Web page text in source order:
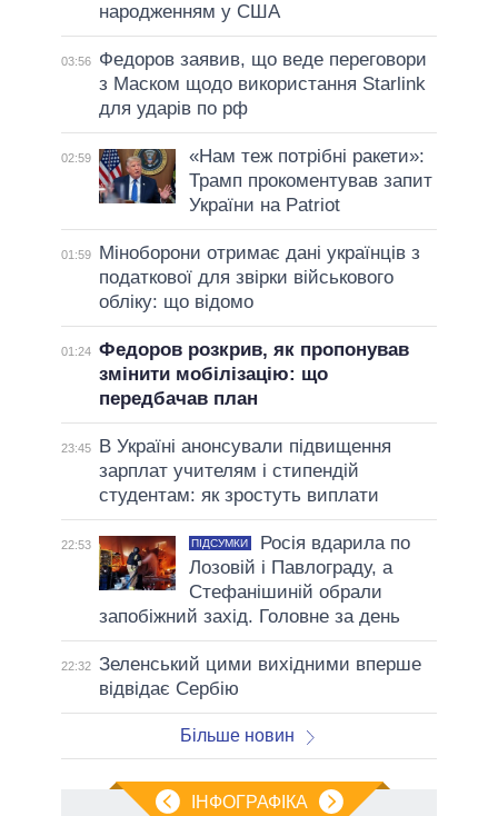
народженням у США
03:56
Федоров заявив, що веде переговори
з Маском щодо використання Starlink
для ударів по рф
02:59
«Нам теж потрібні ракети»:
Трамп прокоментував запит
України на Patriot
01:59
Міноборони отримає дані українців з
податкової для звірки військового
обліку: що відомо
01:24 Федоров розкрив, як пропонував
змінити мобілізацію: що
передбачав план
23:45
В Україні анонсували підвищення
зарплат учителям і стипендій
студентам: як зростуть виплати
22:53 ПІДСУМКИ
Росія вдарила по
Лозовій і Павлограду, а
Стефанішиній обрали
запобіжний захід. Головне за день
22:32 Зеленський цими вихідними вперше
відвідає Сербію
Більше новин
ІНФОГРАФІКА